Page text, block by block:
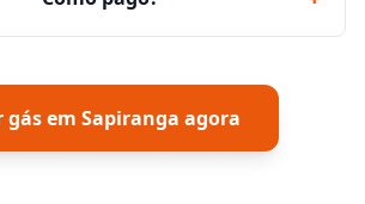
gás em Sapiranga agora